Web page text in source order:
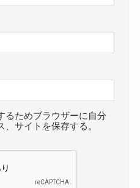
るためブラウザーに自分
サイトを保存する。